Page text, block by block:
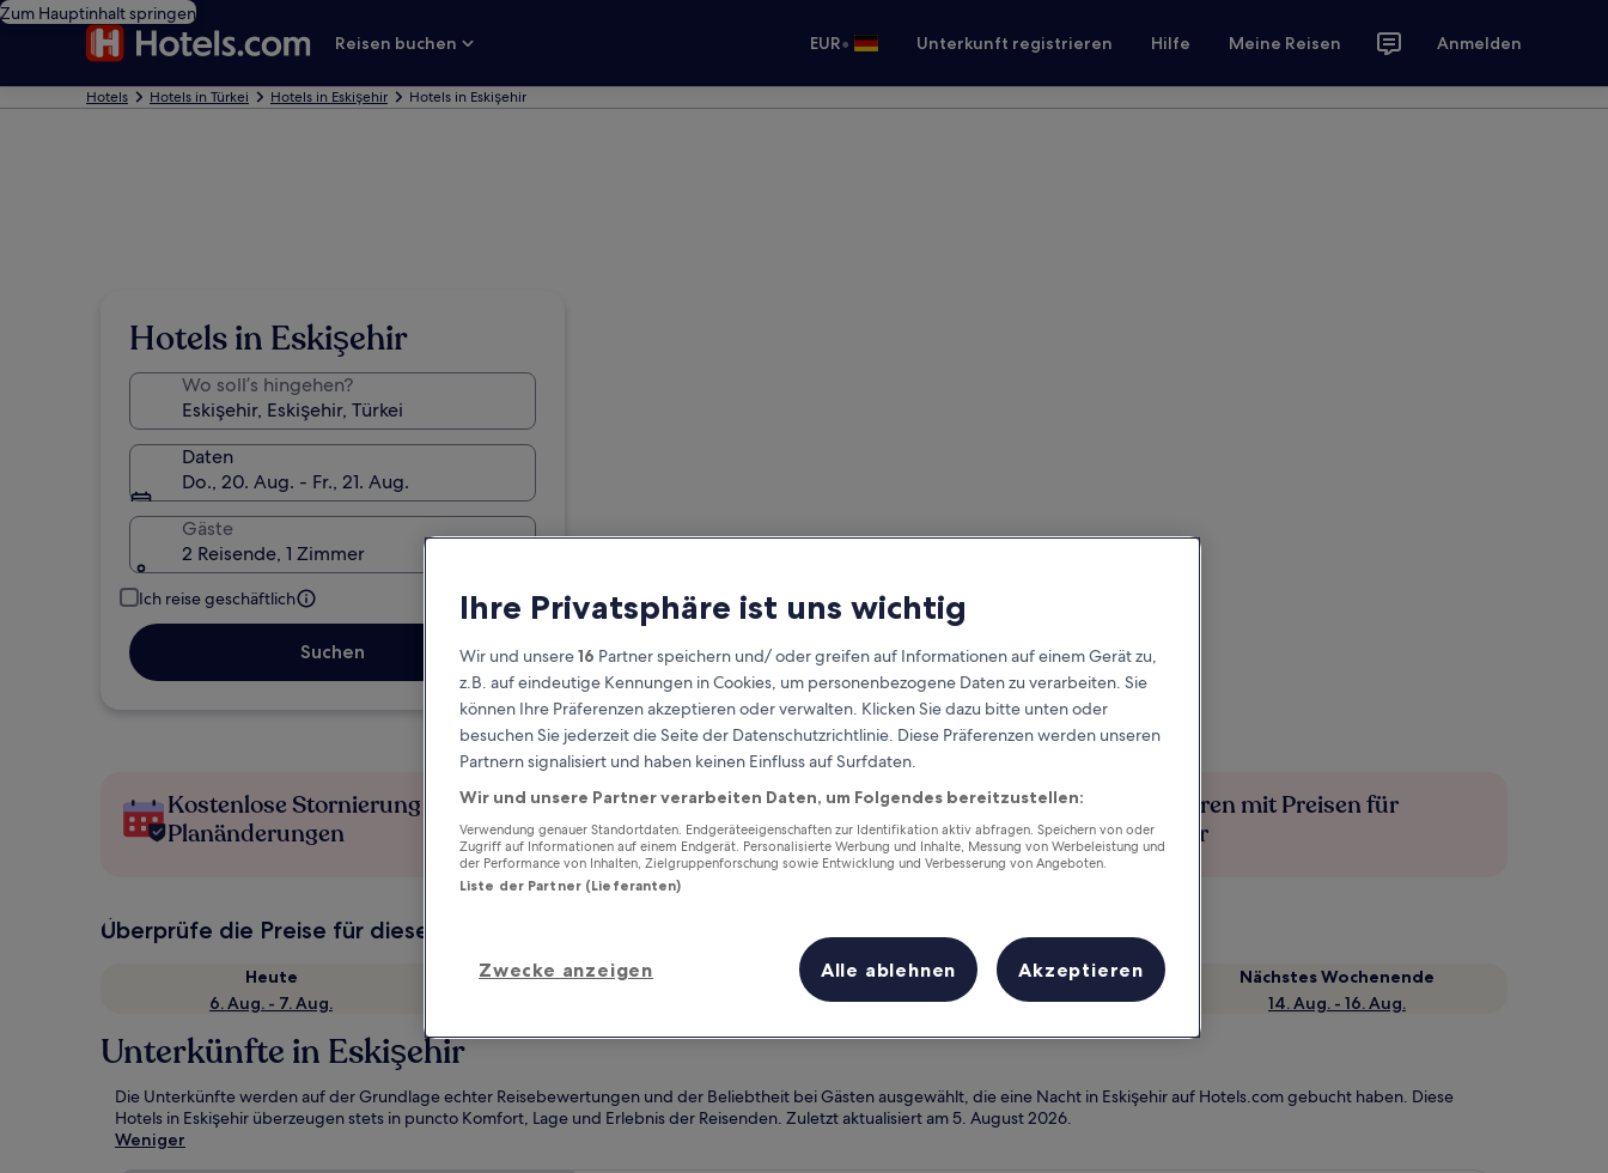
Zum Hauptinhalt springen
Reisen buchen
EUR• Unterkunft registrieren Hilfe Meine Reisen Anmelden
Hotels Hotels in Türkei Hotels in Eskişehir Hotels in Eskişehir
Hotels in Eskişehir
Wo soll’s hingehen?
Daten
Do., 20. Aug. - Fr., 21. Aug.
Gäste
2 Reisende, 1 Zimmer
Ich reise geschäftlich
Suchen
Kostenlose Stornierung bei
Planänderungen
Verdiene Prämien für jede
wahrgenommene Übernachtung
Mehr sparen mit Preisen für
Mitglieder
Überprüfe die Preise für diese Daten
Heute
6. Aug. - 7. Aug.
Morgen
Dieses Wochenende
7. Aug. - 9. Aug.
Nächstes Wochenende
14. Aug. - 16. Aug.
Unterkünfte in Eskişehir
Die Unterkünfte werden auf der Grundlage echter Reisebewertungen und der Beliebtheit bei Gästen ausgewählt, die eine Nacht in Eskişehir auf Hotels.com gebucht haben. Diese
Hotels in Eskişehir überzeugen stets in puncto Komfort, Lage und Erlebnis der Reisenden. Zuletzt aktualisiert am5. August 2026.
Weniger
Ihre Privatsphäre ist uns wichtig
Wir und unsere16 Partner speichern und/ oder greifen auf Informationen auf einem Gerät zu,
z.B. auf eindeutige Kennungen in Cookies, um personenbezogene Daten zu verarbeiten. Sie
können Ihre Präferenzen akzeptieren oder verwalten. Klicken Sie dazu bitte unten oder
besuchen Sie jederzeit die Seite der Datenschutzrichtlinie. Diese Präferenzen werden unseren
Partnern signalisiert und haben keinen Einfluss auf Surfdaten.
Wir und unsere Partner verarbeiten Daten, um Folgendes bereitzustellen:
Verwendung genauer Standortdaten. Endgeräteeigenschaften zur Identifikation aktiv abfragen. Speichern von oder
Zugriff auf Informationen auf einem Endgerät. Personalisierte Werbung und Inhalte, Messung von Werbeleistung und
der Performance von Inhalten, Zielgruppenforschung sowie Entwicklung und Verbesserung von Angeboten.
Liste der Partner (Lieferanten)
Zwecke anzeigen Alle ablehnen Akzeptieren